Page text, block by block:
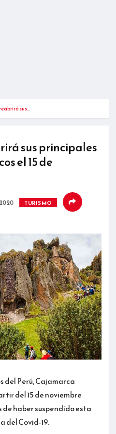
sus…
sus principales
el 15 de
TURISMO
del Perú, Cajamarca
del 15 de noviembre
de haber suspendido esta
del Covid-19.